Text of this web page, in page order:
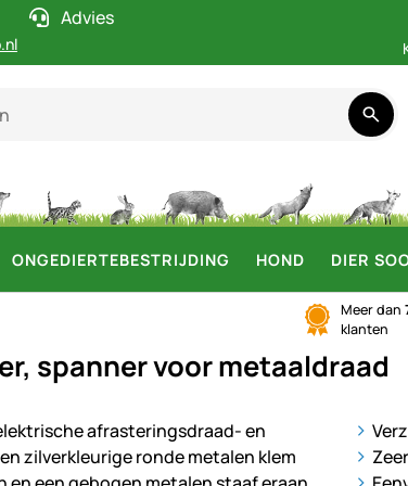
Advies
ONGEDIERTEBESTRIJDING HOND DIER
Meer dan
klanten
spanner voor metaaldraad